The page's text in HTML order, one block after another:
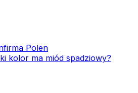
Polen
kolor ma miód spadziowy?